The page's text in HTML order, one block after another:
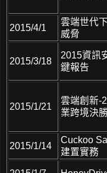
2015/4/1
雲端世代
威脅
2015/3/18
2015資訊
鍵報告
2015/1/21
雲端創新-
業跨境決
2015/1/14
Cuckoo
建置實務